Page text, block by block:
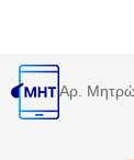
Αρ.